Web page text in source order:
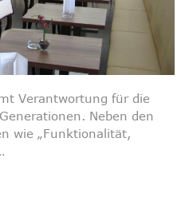
Verantwortung für die
Neben den
wie „Funktionalität,